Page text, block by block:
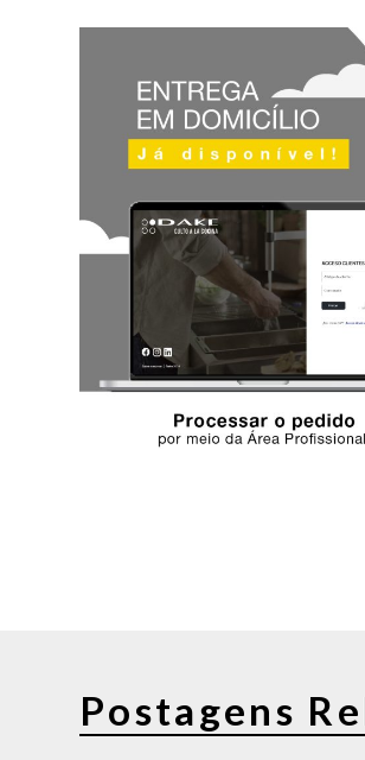
Postagens